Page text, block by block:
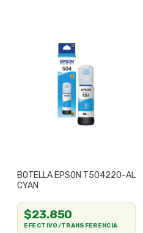
BOTELLA EPSON T504220-AL
CYAN
$23.850
EFECTIVO/TRANSFERENCIA